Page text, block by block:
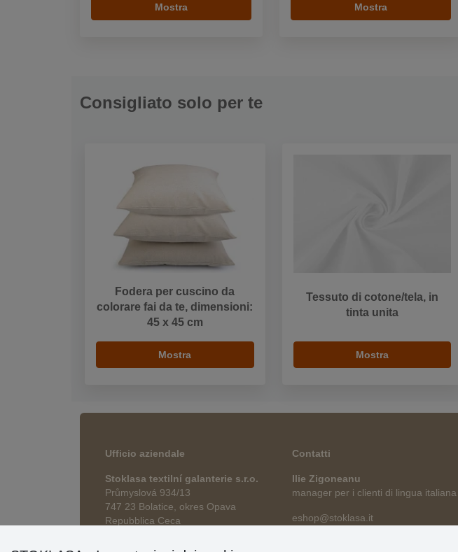
Mostra Mostra
Consigliato solo per te
Fodera per cuscino da
colorare fai da te, dimensioni:
45 x 45 cm
Mostra
Tessuto di cotone/tela, in
tinta unita
Mostra
Ufficio aziendale
Stoklasa textilní galanterie s.r.o.
Průmyslová 934/13
747 23 Bolatice, okres Opava
Repubblica Ceca
Contatti
Ilie Zigoneanu
manager per i clienti di lingua italiana
eshop@stoklasa.it